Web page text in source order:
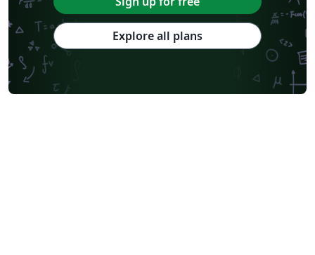
Explore all plans